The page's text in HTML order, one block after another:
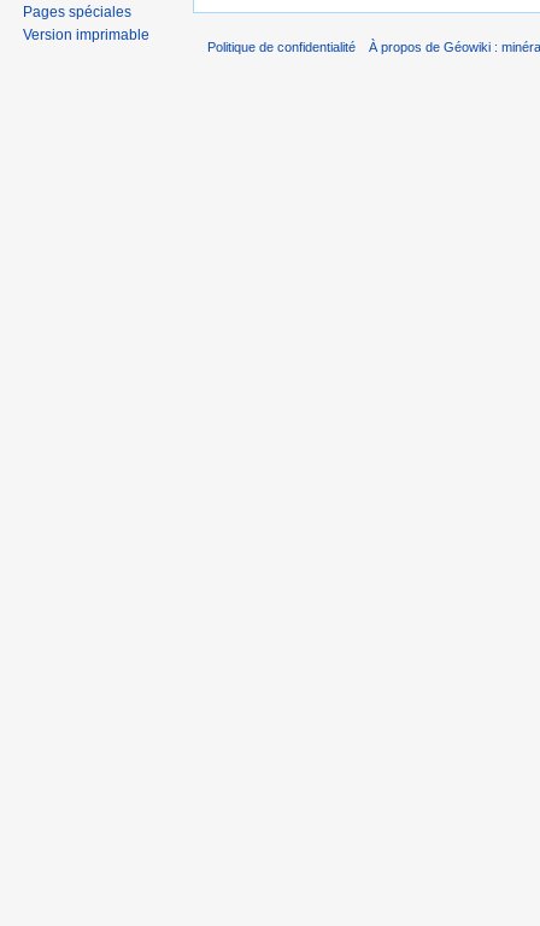
Pages spéciales
Version imprimable
Politique de confidentialité À propos de Géowiki :